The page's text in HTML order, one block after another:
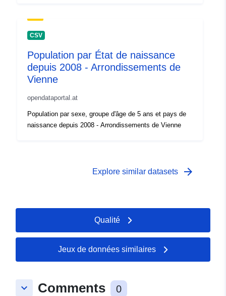
CSV
Population par État de naissance
depuis 2008 - Arrondissements de
Vienne
opendataportal.at
Population par sexe, groupe d'âge de 5 ans et pays de
naissance depuis 2008 - Arrondissements de Vienne
Explore similar datasets arrow_forward
Qualité
Jeux de données similaires
keyboard_arrow_down Comments 0